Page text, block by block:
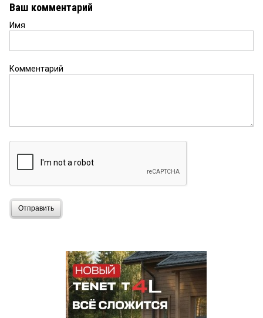
Ваш комментарий
Имя
Комментарий
Отправить